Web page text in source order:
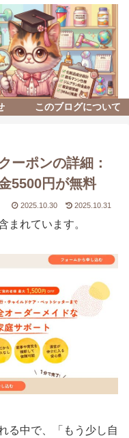
このブログについて
ーポンの詳細：
5500円が無料
2025.10.30 2025.10.31
まれています。
る中で、「もう少し自